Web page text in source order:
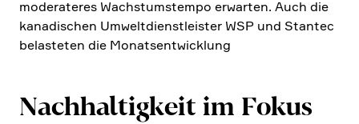
modera­teres Wachs­tums­tempo erwarten. Auch die
kanadi­schen Umwelt­dienst­lei­ster WSP und Stantec
belasteten die Monats­ent­wick­lung
Nachhal­tig­keit im Fokus